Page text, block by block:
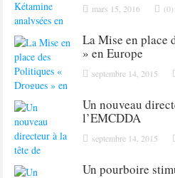
mars 15, 2016
La Mise en place
» en Europe
septembre 14, 2015
Un nouveau
l’EMCDDA
septembre 14, 2015
Un pourboire